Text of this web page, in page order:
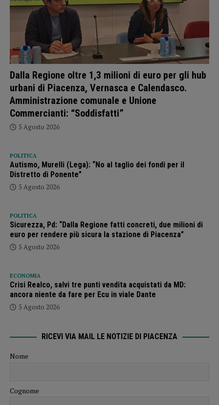
Dalla Regione oltre 1,3 milioni di euro per gli hub
urbani di Piacenza, Vernasca e Calendasco.
Amministrazione comunale e Unione
Commercianti: “Soddisfatti”
5 Agosto 2026
POLITICA
Autismo, Murelli (Lega): “No al taglio dei fondi per il
Distretto di Ponente”
5 Agosto 2026
POLITICA
Sicurezza, Pd: “Dalla Regione fatti concreti, due milioni di
euro per rendere più sicura la stazione di Piacenza”
5 Agosto 2026
ECONOMIA
Crisi Realco, salvi tre punti vendita acquistati da MD:
ancora niente da fare per Ecu in viale Dante
5 Agosto 2026
RICEVI VIA MAIL LE NOTIZIE DI PIACENZA
Nome
Cognome